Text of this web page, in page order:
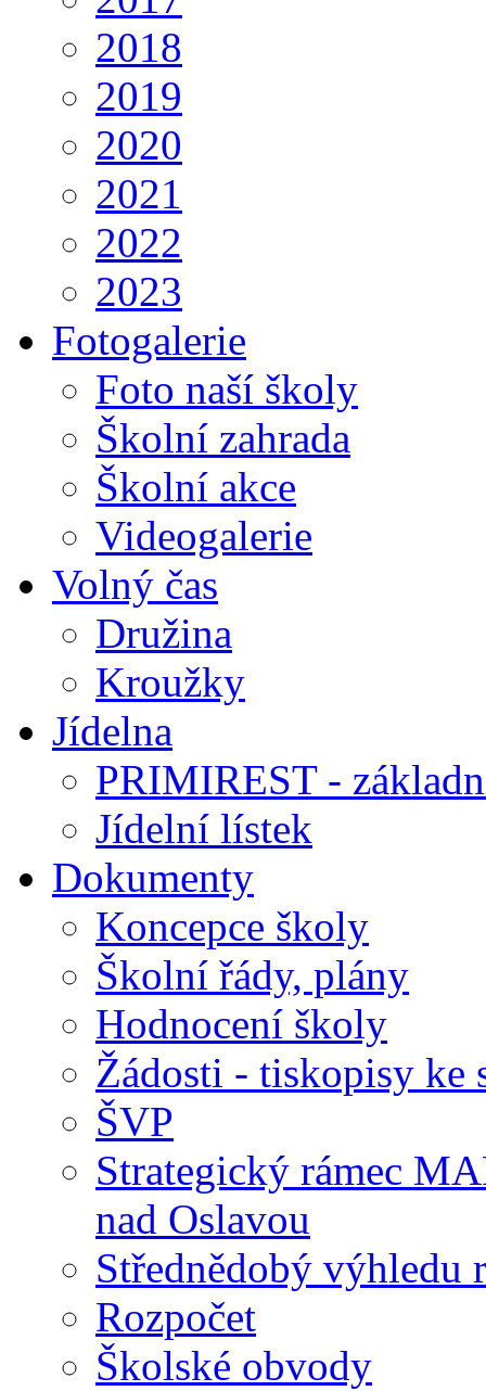
2018
2019
2020
2021
2022
2023
Fotogalerie
Foto naší školy
Školní zahrada
Školní akce
Videogalerie
Volný čas
Družina
Kroužky
Jídelna
PRIMIREST -
Jídelní lístek
Dokumenty
Koncepce školy
Školní řády, plány
Hodnocení školy
Žádosti - tiskopisy ke
ŠVP
Strategický rámec
nad Oslavou
Střednědobý výhledu
Rozpočet
Školské obvody